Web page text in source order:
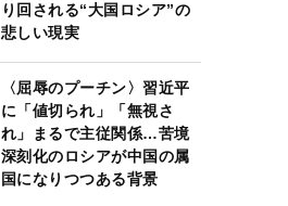
り回される“大国ロシア”の
悲しい現実
〈屈辱のプーチン〉習近平
に「値切られ」「無視さ
れ」まるで主従関係…苦境
深刻化のロシアが中国の属
国になりつつある背景